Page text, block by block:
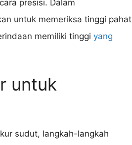
presisi. Dalam
untuk memeriksa tinggi pahat
memiliki tinggi yang
untuk
sudut, langkah-langkah